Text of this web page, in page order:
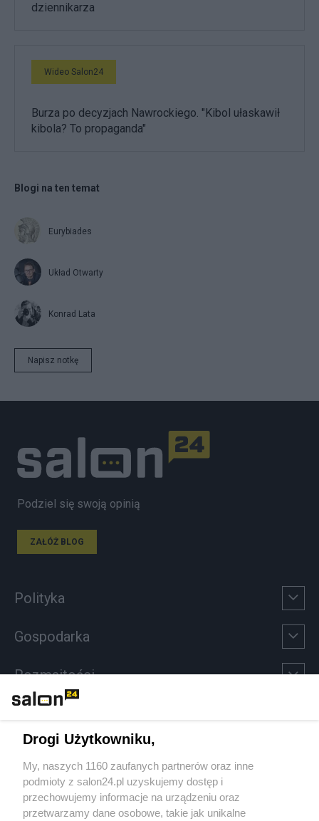
dziennikarza
Wideo Salon24
Burza po decyzjach Nawrockiego. "Kibol ułaskawił
kibola? To propaganda"
Blogi na ten temat
Eurybiades
Układ Otwarty
Konrad Lata
Napisz notkę
Podziel się swoją opinią
ZAŁÓŻ BLOG
Polityka
Gospodarka
Rozmaitości
Sport
Społeczeństwo
Drogi Użytkowniku,
My, naszych 1160 zaufanych partnerów oraz inne
podmioty z salon24.pl uzyskujemy dostęp i
przechowujemy informacje na urządzeniu oraz
przetwarzamy dane osobowe, takie jak unikalne